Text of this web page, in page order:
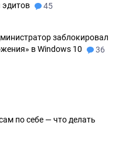
45
заблокировал
в Windows 10
36
по себе — что делать